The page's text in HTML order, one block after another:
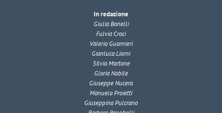
In redazione
Giulia Bonelli
Fulvia Croci
Valeria Guarnieri
Gianluca Liorni
Silvia Martone
Gloria Nobile
Giuseppe Nucera
Manuela Proietti
Giuseppina Pulcrano